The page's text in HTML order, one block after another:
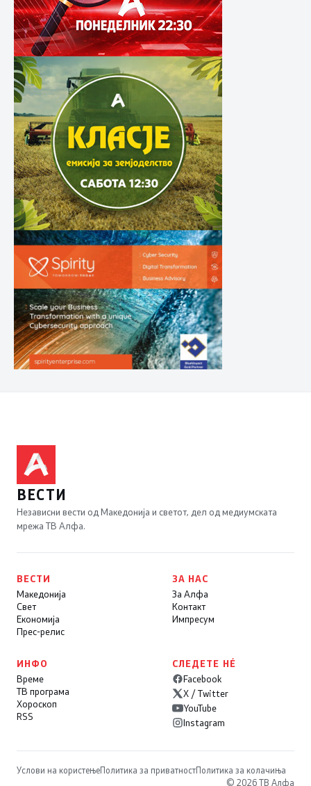
ВЕСТИ
Независни вести од Македонија и светот, дел од медиумската
мрежа ТВ Алфа.
ВЕСТИ
Македонија
Свет
Економија
Прес-релис
ЗА НАС
За Алфа
Контакт
Импресум
ИНФО
Време
ТВ програма
Хороскоп
RSS
СЛЕДЕТЕ НÉ
Facebook
X / Twitter
YouTube
Instagram
Услови на користењеПолитика за приватностПолитика за колачиња
© 2026 ТВ Алфа